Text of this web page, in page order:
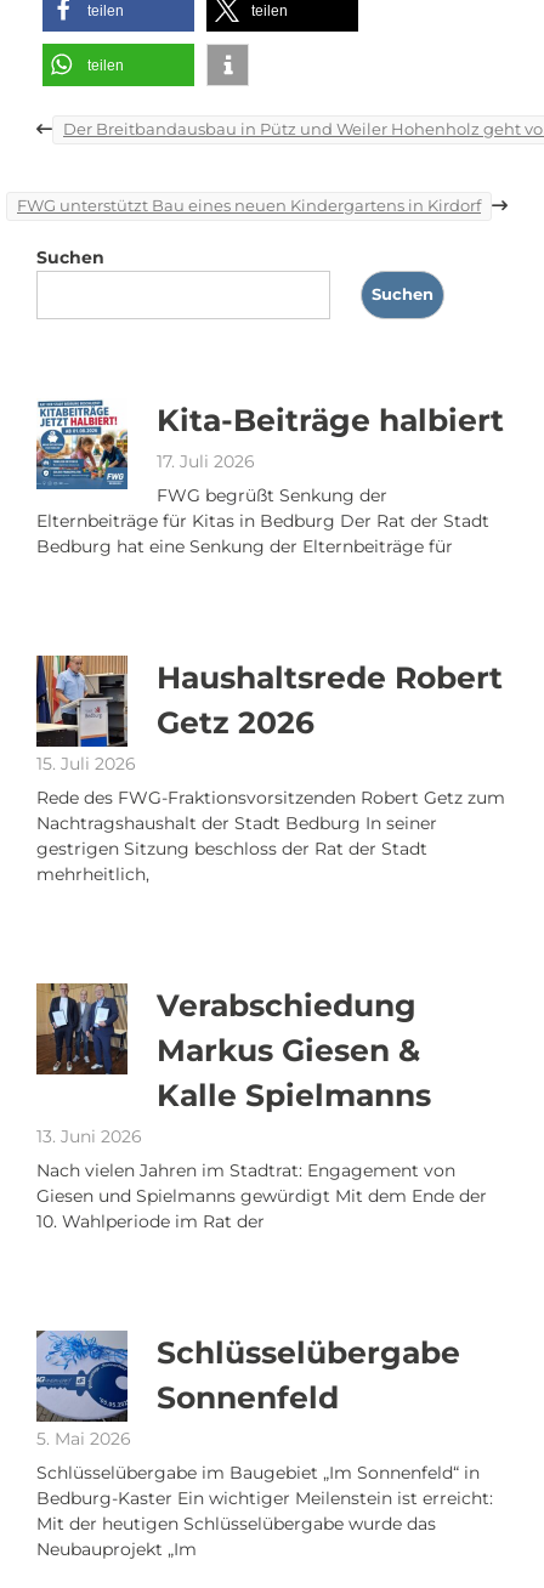
teilen teilen
teilen
Beitragsnavigation
Der Breitbandausbau in Pütz und Weiler Hohenholz geht
FWG unterstützt Bau eines neuen Kindergartens in Kirdorf
Suchen
Suchen
Kita-Beiträge halbiert
17. Juli 2026
FWG begrüßt Senkung der
Elternbeiträge für Kitas in Bedburg Der Rat der Stadt
Bedburg hat eine Senkung der Elternbeiträge für
Haushaltsrede Robert
Getz 2026
15. Juli 2026
Rede des FWG-Fraktionsvorsitzenden Robert Getz zum
Nachtragshaushalt der Stadt Bedburg In seiner
gestrigen Sitzung beschloss der Rat der Stadt
mehrheitlich,
Verabschiedung
Markus Giesen &
Kalle Spielmanns
13. Juni 2026
Nach vielen Jahren im Stadtrat: Engagement von
Giesen und Spielmanns gewürdigt Mit dem Ende der
10. Wahlperiode im Rat der
Schlüsselübergabe
Sonnenfeld
5. Mai 2026
Schlüsselübergabe im Baugebiet „Im Sonnenfeld“ in
Bedburg-Kaster Ein wichtiger Meilenstein ist erreicht:
Mit der heutigen Schlüsselübergabe wurde das
Neubauprojekt „Im